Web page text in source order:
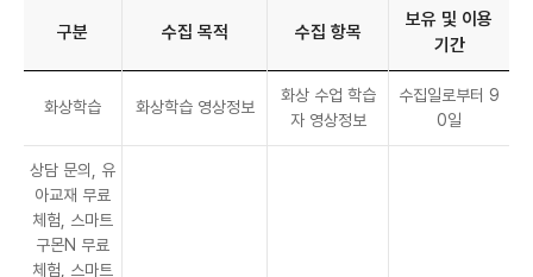
구분 수집 목적 수집 항목
보유 및 이용
기간
화상학습 화상학습 영상정보
화상 수업 학습
자 영상정보
수집일로부터 9
0일
상담 문의, 유
아교재 무료
체험, 스마트
구몬N 무료
체험, 스마트